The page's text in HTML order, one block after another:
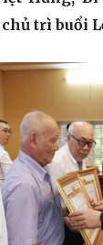
trì buổi